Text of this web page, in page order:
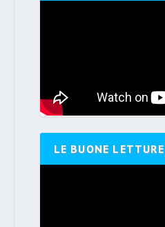
LE BUONE LETTURE